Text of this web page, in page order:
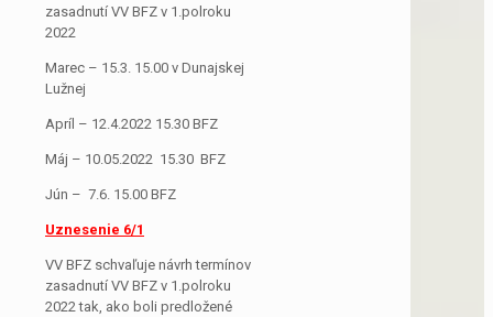
zasadnutí VV BFZ v 1.polroku
2022
Marec – 15.3. 15.00 v Dunajskej
Lužnej
Apríl – 12.4.2022 15.30 BFZ
Máj – 10.05.2022 15.30 BFZ
Jún – 7.6. 15.00 BFZ
Uznesenie 6/1
VV BFZ schvaľuje návrh termínov
zasadnutí VV BFZ v 1.polroku
2022 tak, ako boli predložené